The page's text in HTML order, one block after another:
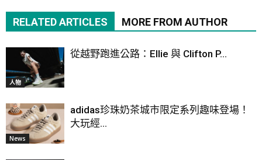
RELATED ARTICLES MORE FROM AUTHOR
人物
從越野跑進公路：Ellie 與 Clifton P...
News
adidas珍珠奶茶城市限定系列趣味登場！
大玩經...